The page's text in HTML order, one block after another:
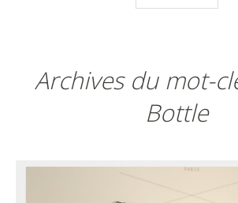
Archives du mot-
Bottle